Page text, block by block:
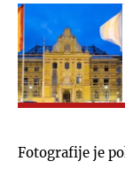
Fotografije je